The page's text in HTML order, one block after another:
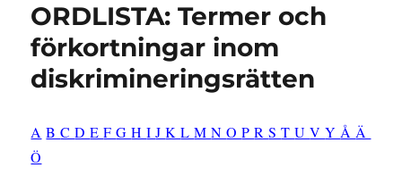
ORDLISTA: Termer och
förkortningar inom
diskrimineringsrätten
A BCDEFGHIJKLMNOPRSTUVY Å Ä
Ö